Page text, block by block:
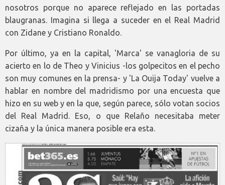
nosotros porque no aparece reflejado en las portadas
blaugranas. Imagina si llega a suceder en el Real Madrid
con Zidane y Cristiano Ronaldo.
Por último, ya en la capital, 'Marca' se vanagloria de su
acierto en lo de Theo y Vinicius -los golpecitos en el pecho
son muy comunes en la prensa- y 'La Ouija Today' vuelve a
hablar en nombre del madridismo por una encuesta que
hizo en su web y en la que, según parece, sólo votan socios
del Real Madrid. Eso, o que Relaño necesitaba meter
cizaña y la única manera posible era esta.